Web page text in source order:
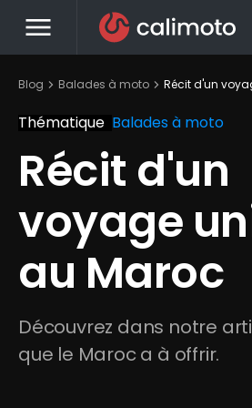
menu
Blog chevron_right Balades à moto chevron_right Récit d'un
Thématique Balades à moto
Récit d'un
voyage
au Maroc
Découvrez dans notre
que le Maroc a à offrir.